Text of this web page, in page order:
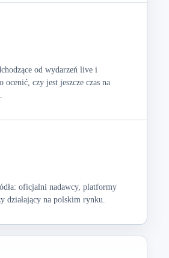
od wydarzeń live i
ocenić, czy jest jeszcze czas na
oficjalni nadawcy, platformy
działający na polskim rynku.